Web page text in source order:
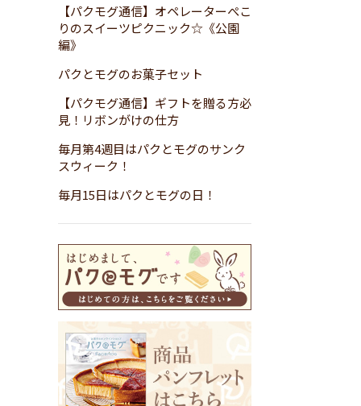
【パクモグ通信】オペレーターぺこ
りのスイーツピクニック☆《公園
編》
パクとモグのお菓子セット
【パクモグ通信】ギフトを贈る方必
見！リボンがけの仕方
毎月第4週目はパクとモグのサンク
スウィーク！
毎月15日はパクとモグの日！